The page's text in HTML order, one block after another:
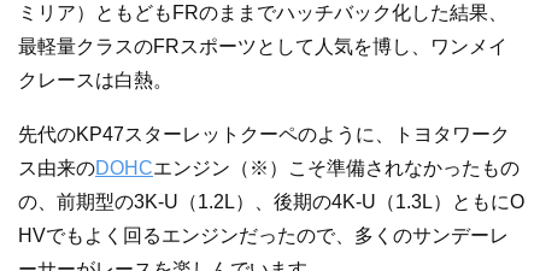
ミリア）ともどもFRのままでハッチバック化した結果、
最軽量クラスのFRスポーツとして人気を博し、ワンメイ
クレースは白熱。
先代のKP47スターレットクーペのように、トヨタワーク
ス由来のDOHCエンジン（※）こそ準備されなかったもの
の、前期型の3K-U（1.2L）、後期の4K-U（1.3L）ともにO
HVでもよく回るエンジンだったので、多くのサンデーレ